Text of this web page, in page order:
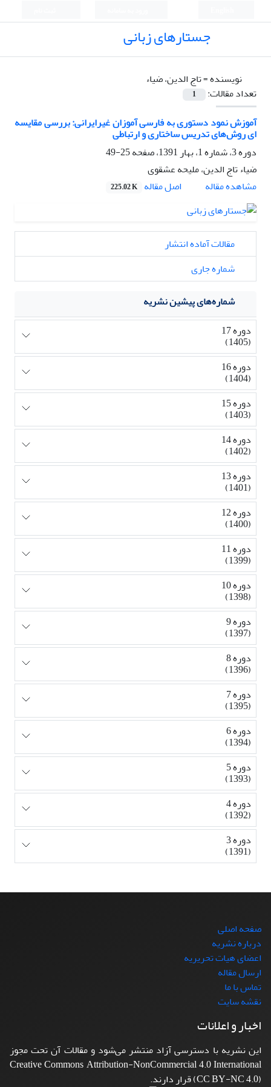
جستارهای زبانی
نویسنده =تاج الدین، ضیاء
تعداد مقالات:
1
آموزش نمود دستوری به فارسی آموزان غیرایرانی: بررسی مقایسه
ای روش‌های تدریس ساختاری و ارتباطی
دوره 3، شماره 1، بهار 1391، صفحه
25-49
ضیاء تاج الدین، ملیحه عشقوی
مشاهده مقاله
اصل مقاله 225.02 K
مقالات آماده انتشار
شماره جاری
شماره‌های پیشین نشریه
دوره 17
(1405)
دوره 16
(1404)
دوره 15
(1403)
دوره 14
(1402)
دوره 13
(1401)
دوره 12
(1400)
دوره 11
(1399)
دوره 10
(1398)
دوره 9
(1397)
دوره 8
(1396)
دوره 7
(1395)
دوره 6
(1394)
دوره 5
(1393)
دوره 4
(1392)
دوره 3
(1391)
صفحه اصلی
درباره نشریه
اعضای هیات تحریریه
ارسال مقاله
تماس با ما
نقشه سایت
اخبار و اعلانات
این نشریه با دسترسی آزاد منتشر می‌شود و مقالات آن تحت مجوز
Creative Commons Attribution-NonCommercial 4.0 International
(CC BY-NC 4.0) قرار دارند.